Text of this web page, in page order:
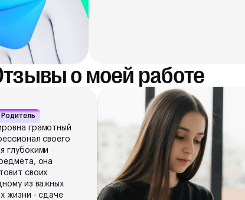
о моей работе
Родитель
грамотный
своего
глубокими
она
своих
из важных
жизни - сдаче